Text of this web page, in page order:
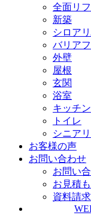
全面リ
新築
シロア
バリア
外壁
屋根
玄関
浴室
キッチン
トイレ
シニア
お客様の声
お問い合わせ
お問い
お見積
資料請求